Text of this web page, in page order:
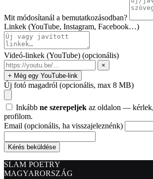
Mit módosítanál a bemutatkozásodban?
Linkek (YouTube, Instagram, Facebook…)
Videó-linkek (YouTube) (opcionális)
×
+ Még egy YouTube-link
Új fotó magadról (opcionális, max 8 MB)
Inkább ne szerepeljek az oldalon —
profilom.
Email (opcionális, ha visszajeleznénk)
Kérés beküldése
SLAM POETRY
MAGYARORSZÁG